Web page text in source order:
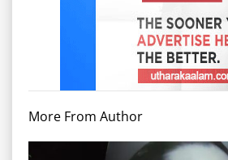
More From Author